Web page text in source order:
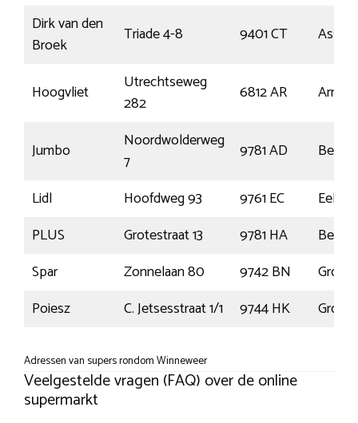
Dirk van den
Broek
Triade 4-8 9401 CT Assen
Hoogvliet
Utrechtseweg
282
6812 AR
Jumbo
Noordwolderweg
7
9781 AD
Lidl
Hoofdweg 93 9761 EC
Eelde
PLUS
Grotestraat 13 9781 HA
Spar
Zonnelaan 80 9742 BN
Poiesz
C. Jetsesstraat 1/1 9744 HK
Adressen van supers rondom Winneweer
Veelgestelde vragen (FAQ) over de online
supermarkt